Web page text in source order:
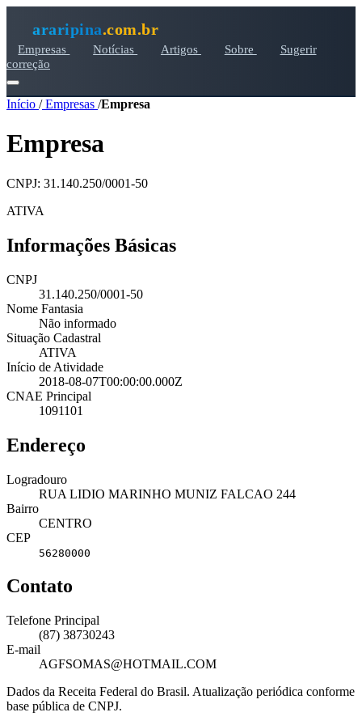
araripina.com.br
Empresas Notícias Artigos Sobre
Sugerir
correção
Início /Empresas /Empresa
Empresa
CNPJ: 31.140.250/0001-50
ATIVA
Informações Básicas
CNPJ
31.140.250/0001-50
Nome Fantasia
Não informado
Situação Cadastral
ATIVA
Início de Atividade
2018-08-07T00:00:00.000Z
CNAE Principal
1091101
Endereço
Logradouro
RUA LIDIO MARINHO MUNIZ FALCAO 244
Bairro
CENTRO
CEP
56280000
Contato
Telefone Principal
(87) 38730243
E-mail
AGFSOMAS@HOTMAIL.COM
Dados da Receita Federal do Brasil. Atualização periódica conforme
base pública de CNPJ.